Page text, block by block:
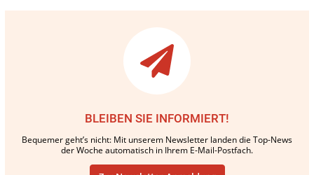
BLEIBEN SIE INFORMIERT!
Bequemer geht’s nicht: Mit unserem Newsletter landen die Top-News
der Woche automatisch in Ihrem E-Mail-Postfach.